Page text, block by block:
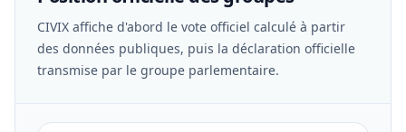
CIVIX affiche d'abord le vote officiel calculé à partir
des données publiques, puis la déclaration officielle
transmise par le groupe parlementaire.